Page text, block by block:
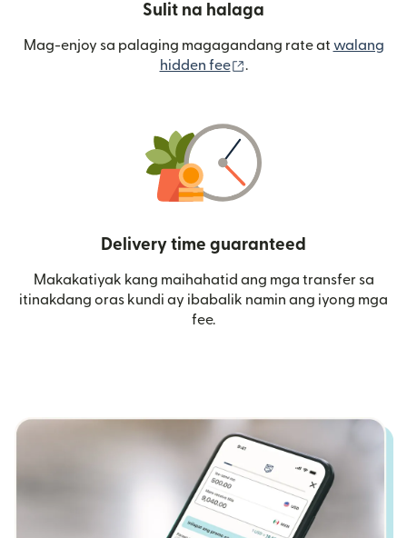
Sulit na halaga
Mag-enjoy sa palaging magagandang rate at walang
hidden fee
.
Delivery time guaranteed
Makakatiyak kang maihahatid ang mga transfer sa
itinakdang oras kundi ay ibabalik namin ang iyong mga
fee.